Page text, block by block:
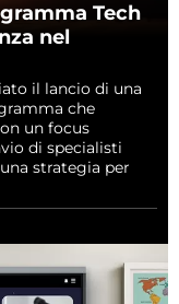
Tech
nel
il lancio di una
che
un focus
di specialisti
strategia per